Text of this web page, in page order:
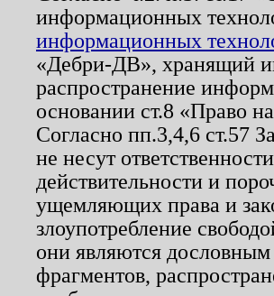
информационных
информационных
«Дебри-ДВ», хранящий
распространение
основании ст.8 «Право
Согласно пп.3,4,6 ст.57
не несут
действительности и
ущемляющих права и
злоупотребление
они являются
фрагментов,